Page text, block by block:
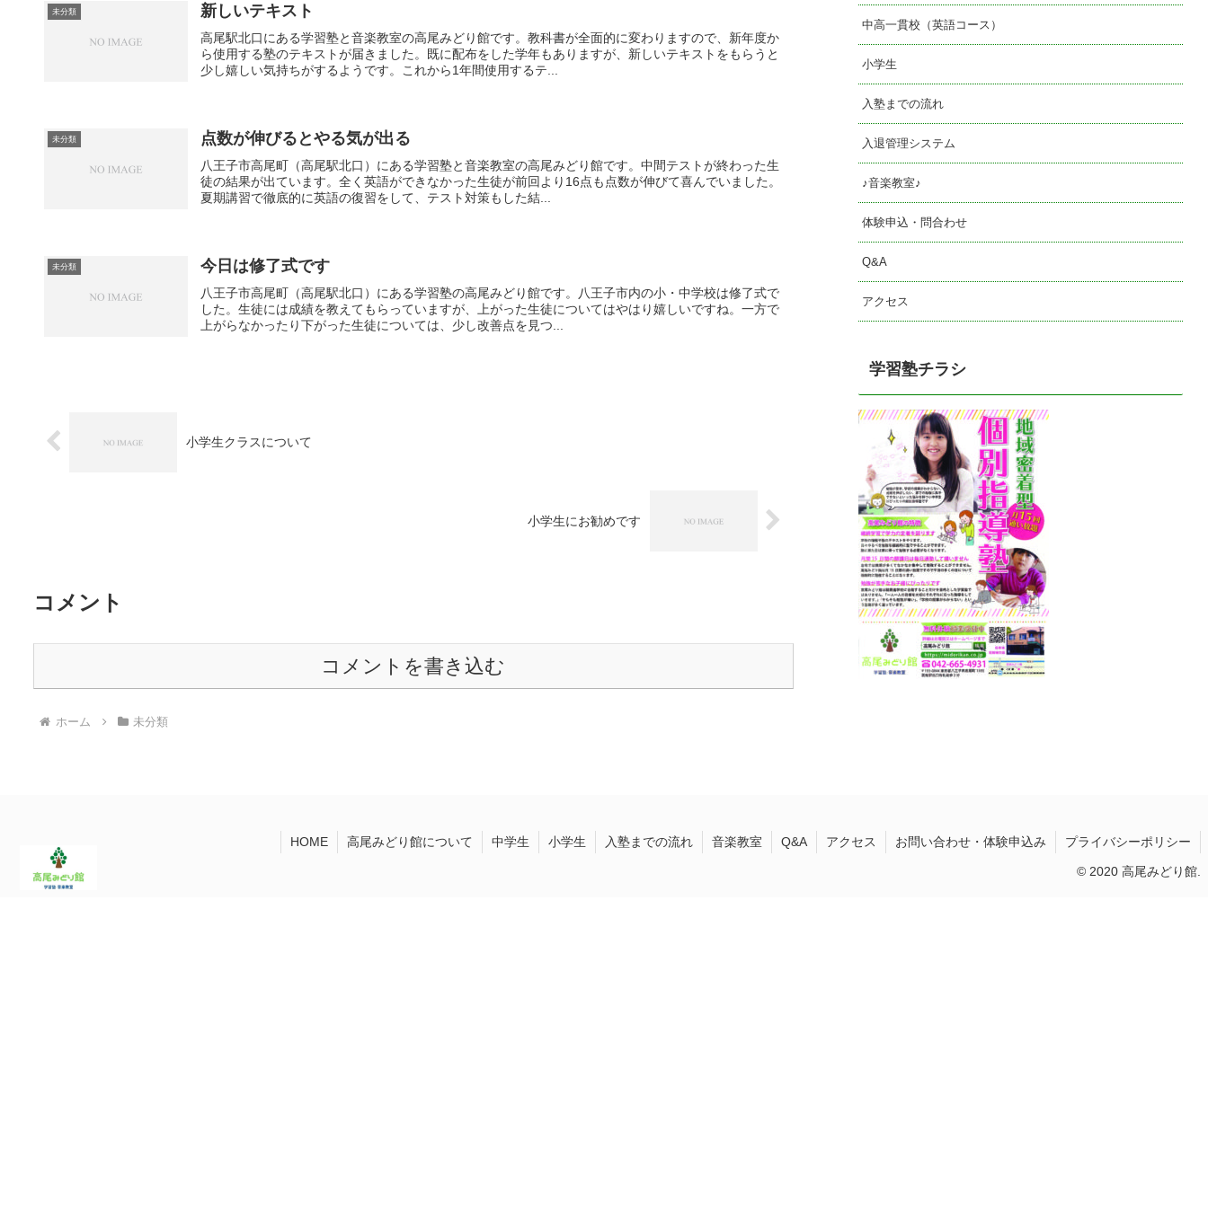
未分類 新しいテキスト
高尾駅北口にある学習塾と音楽教室の高尾みどり館です。教科書が全面的に変わりますので、新年度か
ら使用する塾のテキストが届きました。既に配布をした学年もありますが、新しいテキストをもらうと
少し嬉しい気持ちがするようです。これから1年間使用するテ...
未分類 点数が伸びるとやる気が出る
八王子市高尾町（高尾駅北口）にある学習塾と音楽教室の高尾みどり館です。中間テストが終わった生
徒の結果が出ています。全く英語ができなかった生徒が前回より16点も点数が伸びて喜んでいました。
夏期講習で徹底的に英語の復習をして、テスト対策もした結...
未分類 今日は修了式です
八王子市高尾町（高尾駅北口）にある学習塾の高尾みどり館です。八王子市内の小・中学校は修了式で
した。生徒には成績を教えてもらっていますが、上がった生徒についてはやはり嬉しいですね。一方で
上がらなかったり下がった生徒については、少し改善点を見つ...
小学生クラスについて
小学生にお勧めです
コメント
コメントを書き込む
ホーム 未分類
中高一貫校（英語コース）
小学生
入塾までの流れ
入退管理システム
♪音楽教室♪
体験申込・問合わせ
Q&A
アクセス
学習塾チラシ
HOME 高尾みどり館について 中学生 小学生 入塾までの流れ 音楽教室 Q&A アクセス お問い合わせ・体験申込み プライバシーポリシー
© 2020 高尾みどり館.